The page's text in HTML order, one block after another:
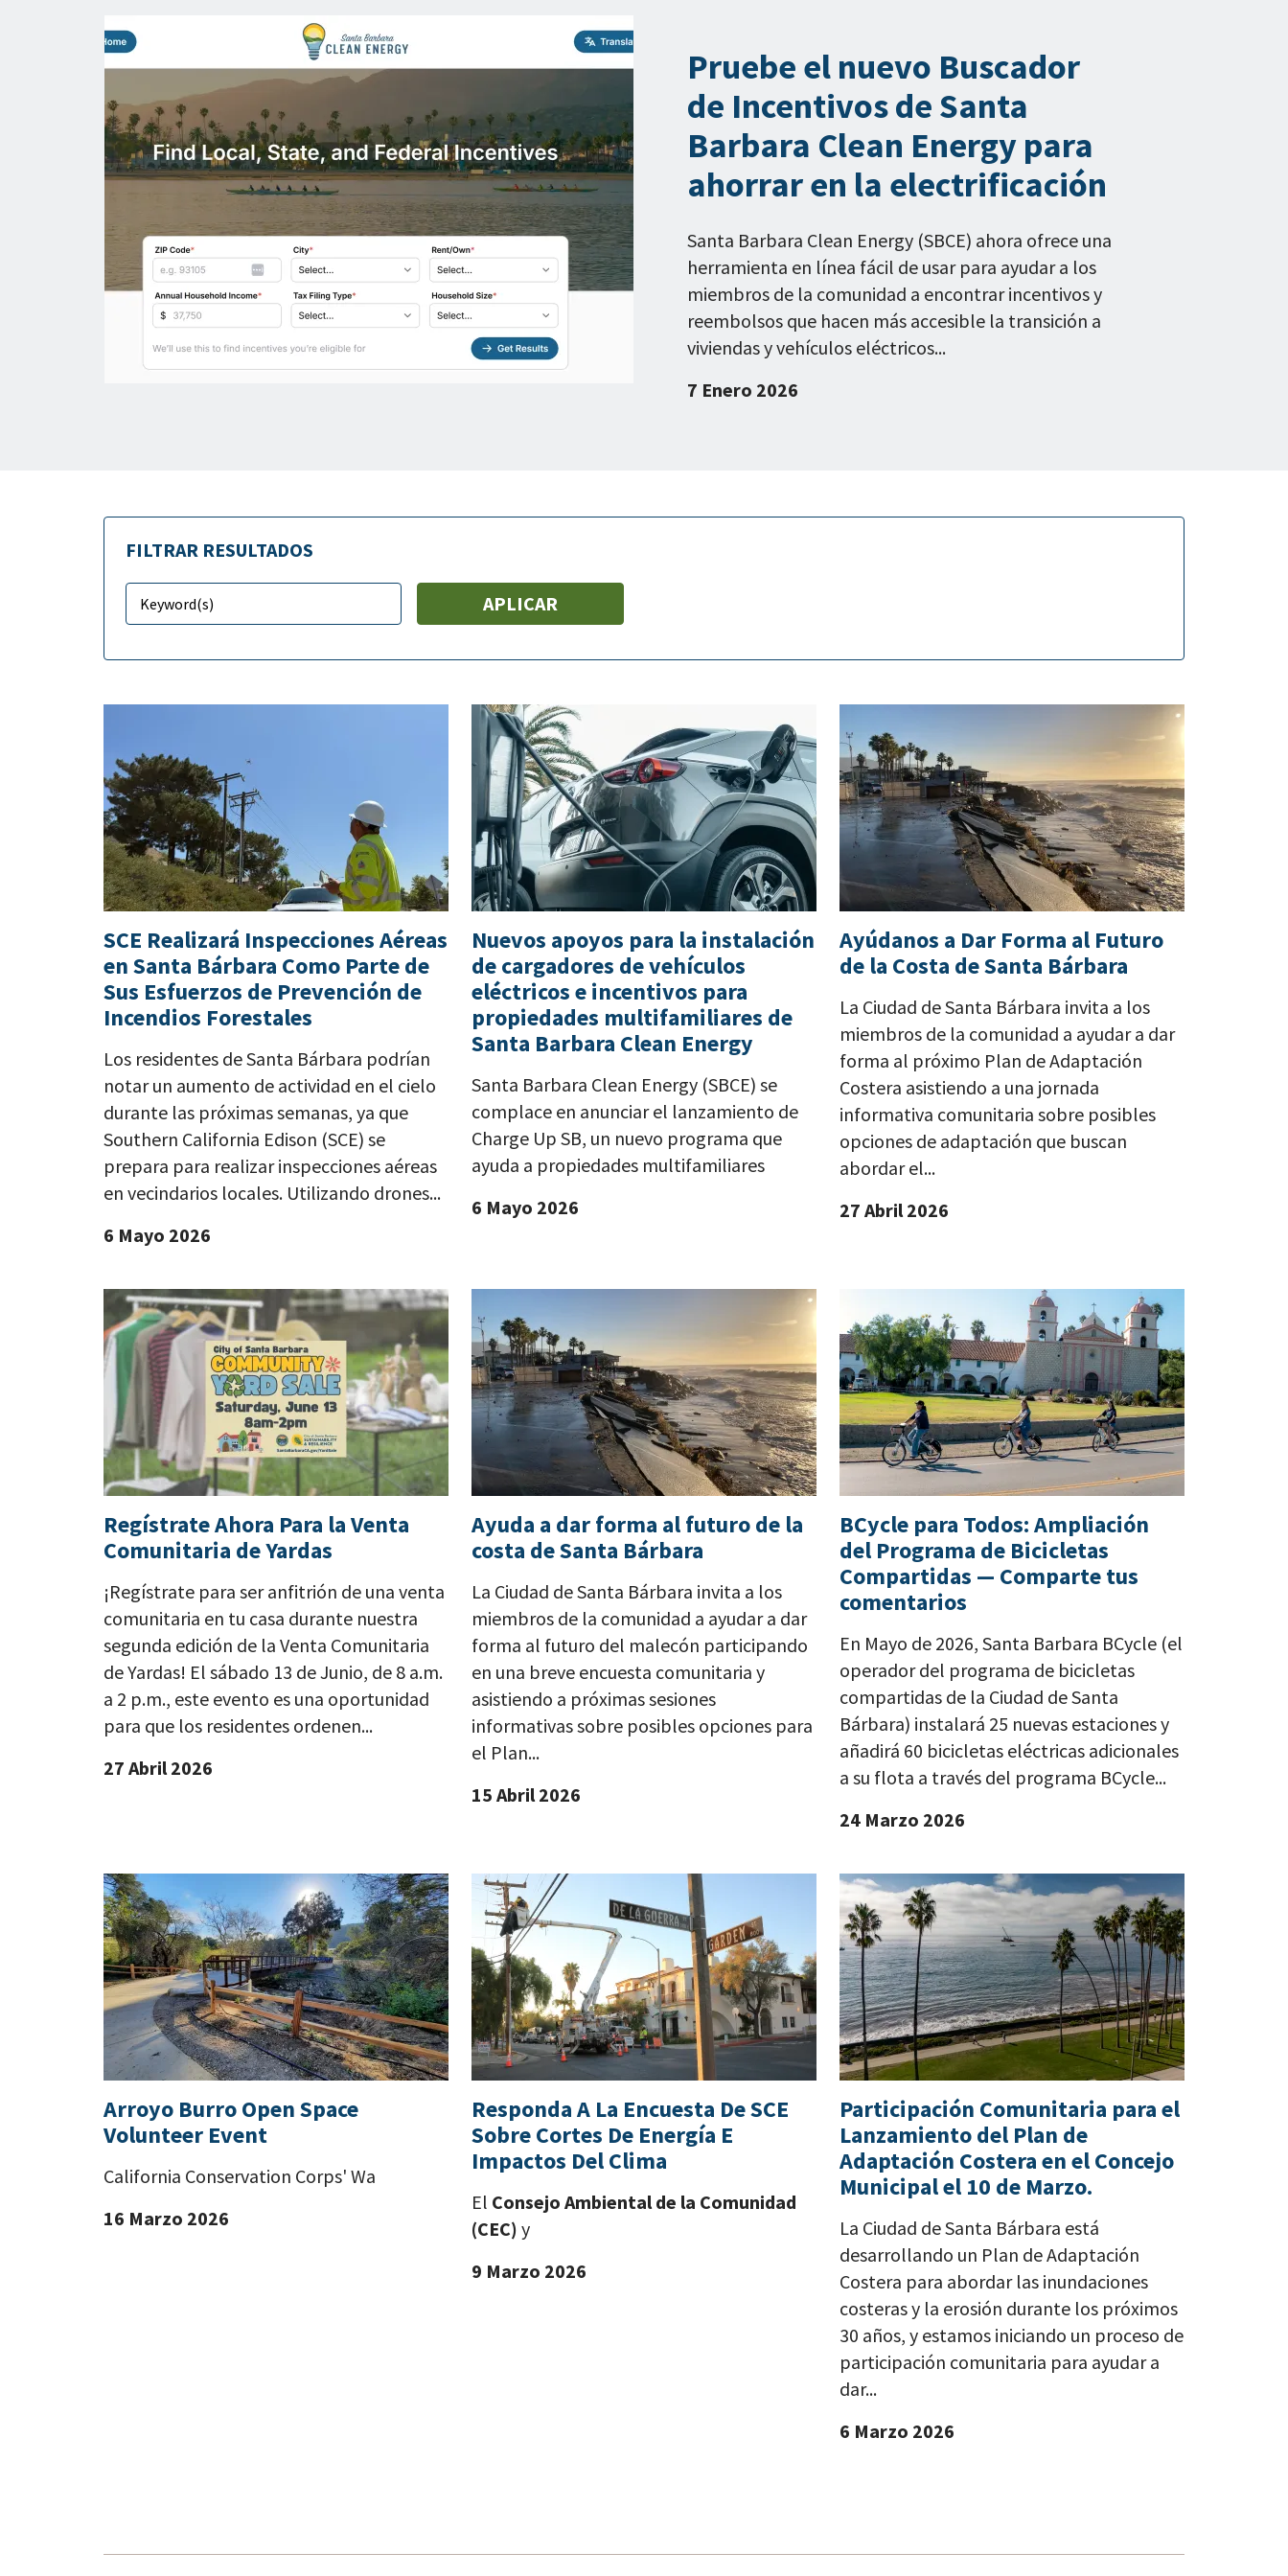
Pruebe el nuevo Buscador
de Incentivos de Santa
Barbara Clean Energy para
ahorrar en la electrificación
Santa Barbara Clean Energy (SBCE) ahora ofrece una
herramienta en línea fácil de usar para ayudar a los
miembros de la comunidad a encontrar incentivos y
reembolsos que hacen más accesible la transición a
viviendas y vehículos eléctricos...
7 Enero 2026
FILTRAR RESULTADOS
SCE Realizará Inspecciones Aéreas
en Santa Bárbara Como Parte de
Sus Esfuerzos de Prevención de
Incendios Forestales
Los residentes de Santa Bárbara podrían
notar un aumento de actividad en el cielo
durante las próximas semanas, ya que
Southern California Edison (SCE) se
prepara para realizar inspecciones aéreas
en vecindarios locales. Utilizando drones...
6 Mayo 2026
Nuevos apoyos para la instalación
de cargadores de vehículos
eléctricos e incentivos para
propiedades multifamiliares de
Santa Barbara Clean Energy
Santa Barbara Clean Energy (SBCE) se
complace en anunciar el lanzamiento de
Charge Up SB, un nuevo programa que
ayuda a propiedades multifamiliares
6 Mayo 2026
Ayúdanos a Dar Forma al Futuro
de la Costa de Santa Bárbara
La Ciudad de Santa Bárbara invita a los
miembros de la comunidad a ayudar a dar
forma al próximo Plan de Adaptación
Costera asistiendo a una jornada
informativa comunitaria sobre posibles
opciones de adaptación que buscan
abordar el...
27 Abril 2026
Regístrate Ahora Para la Venta
Comunitaria de Yardas
¡Regístrate para ser anfitrión de una venta
comunitaria en tu casa durante nuestra
segunda edición de la Venta Comunitaria
de Yardas! El sábado 13 de Junio, de 8 a.m.
a 2 p.m., este evento es una oportunidad
para que los residentes ordenen...
27 Abril 2026
Ayuda a dar forma al futuro de la
costa de Santa Bárbara
La Ciudad de Santa Bárbara invita a los
miembros de la comunidad a ayudar a dar
forma al futuro del malecón participando
en una breve encuesta comunitaria y
asistiendo a próximas sesiones
informativas sobre posibles opciones para
el Plan...
15 Abril 2026
BCycle para Todos: Ampliación
del Programa de Bicicletas
Compartidas — Comparte tus
comentarios
En Mayo de 2026, Santa Barbara BCycle (el
operador del programa de bicicletas
compartidas de la Ciudad de Santa
Bárbara) instalará 25 nuevas estaciones y
añadirá 60 bicicletas eléctricas adicionales
a su flota a través del programa BCycle...
24 Marzo 2026
Arroyo Burro Open Space
Volunteer Event
California Conservation Corps' Wa
16 Marzo 2026
Responda A La Encuesta De SCE
Sobre Cortes De Energía E
Impactos Del Clima
El Consejo Ambiental de la Comunidad
(CEC) y
9 Marzo 2026
Participación Comunitaria para el
Lanzamiento del Plan de
Adaptación Costera en el Concejo
Municipal el 10 de Marzo.
La Ciudad de Santa Bárbara está
desarrollando un Plan de Adaptación
Costera para abordar las inundaciones
costeras y la erosión durante los próximos
30 años, y estamos iniciando un proceso de
participación comunitaria para ayudar a
dar...
6 Marzo 2026